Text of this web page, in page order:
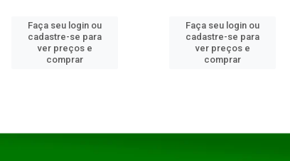
Faça seu login ou
cadastre-se para
ver preços e
comprar
Faça seu login ou
cadastre-se para
ver preços e
comprar